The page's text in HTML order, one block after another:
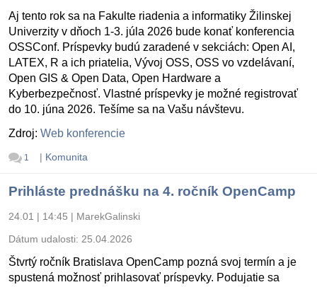
Aj tento rok sa na Fakulte riadenia a informatiky Žilinskej
Univerzity v dňoch 1-3. júla 2026 bude konať konferencia
OSSConf. Príspevky budú zaradené v sekciách: Open AI,
LATEX, R a ich priatelia, Vývoj OSS, OSS vo vzdelávaní,
Open GIS & Open Data, Open Hardware a
Kyberbezpečnosť. Vlastné príspevky je možné registrovať
do 10. júna 2026. Tešíme sa na Vašu návštevu.
Zdroj: Web konferencie
1 | Komunita
Prihláste prednášku na 4. ročník OpenCamp
24.01 | 14:45 | MarekGalinski
Dátum udalosti: 25.04.2026
Štvrtý ročník Bratislava OpenCamp pozná svoj termín a je
spustená možnosť prihlasovať príspevky. Podujatie sa